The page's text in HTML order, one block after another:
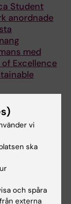
Student
anordnade
med
Excellence
for Sustainable
vi
ska
och spåra
externa